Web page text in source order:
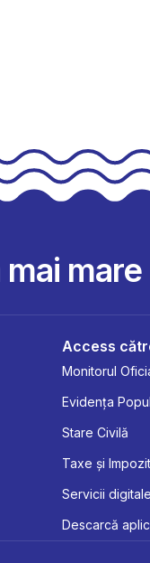
Access
Monitorul
Evidența
Stare Civilă
Taxe și
Servicii digitale
Descarcă